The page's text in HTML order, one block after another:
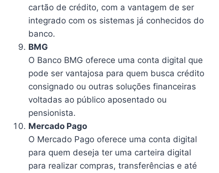
cartão de crédito, com a vantagem de ser
integrado com os sistemas já conhecidos do
banco.
BMG
O Banco BMG oferece uma conta digital que
pode ser vantajosa para quem busca crédito
consignado ou outras soluções financeiras
voltadas ao público aposentado ou
pensionista.
Mercado Pago
O Mercado Pago oferece uma conta digital
para quem deseja ter uma carteira digital
para realizar compras, transferências e até